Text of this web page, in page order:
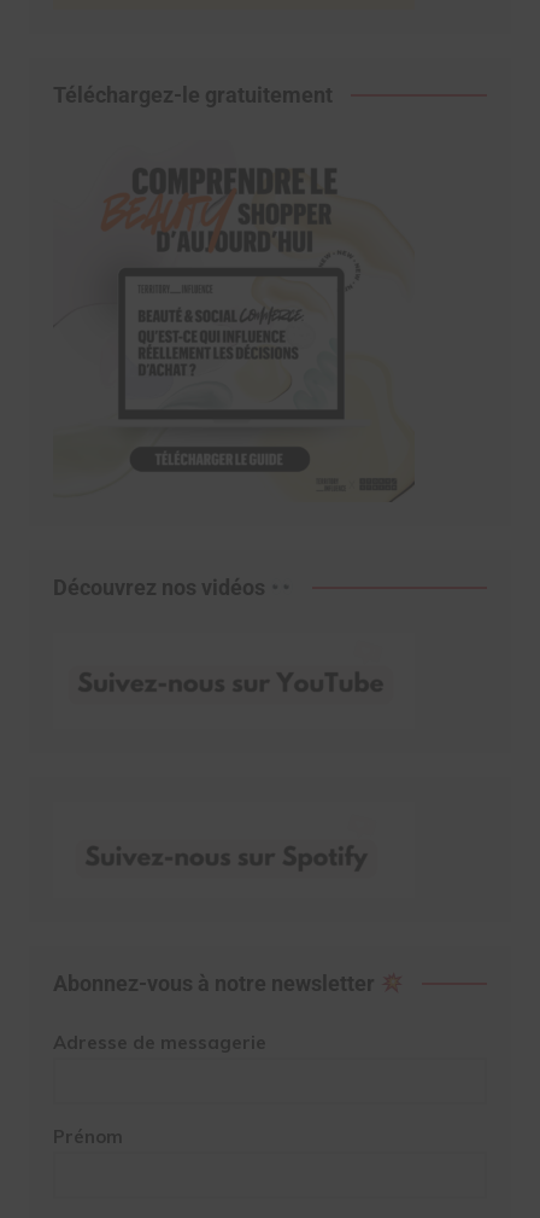
Téléchargez-le gratuitement
Découvrez nos vidéos
Abonnez-vous à notre newsletter
Adresse de messagerie
Prénom